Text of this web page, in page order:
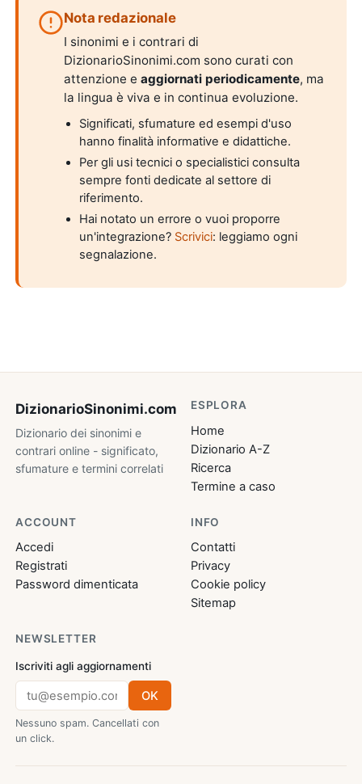
Nota redazionale
I sinonimi e i contrari di
DizionarioSinonimi.com sono curati con
attenzione eaggiornati periodicamente, ma
la lingua è viva e in continua evoluzione.
Significati, sfumature ed esempi d'uso
hanno finalità informative e didattiche.
Per gli usi tecnici o specialistici consulta
sempre fonti dedicate al settore di
riferimento.
Hai notato un errore o vuoi proporre
un'integrazione? Scrivici: leggiamo ogni
segnalazione.
DizionarioSinonimi.com
Dizionario dei sinonimi e
contrari online - significato,
sfumature e termini correlati
ESPLORA
Home
Dizionario A-Z
Ricerca
Termine a caso
ACCOUNT
Accedi
Registrati
Password dimenticata
INFO
Contatti
Privacy
Cookie policy
Sitemap
NEWSLETTER
Iscriviti agli aggiornamenti
OK
Nessuno spam. Cancellati con
un click.